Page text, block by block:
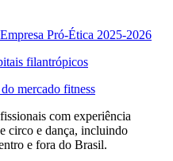
Pró-Ética 2025-2026
filantrópicos
mercado fitness
com experiência
circo e dança, incluindo
e fora do Brasil.